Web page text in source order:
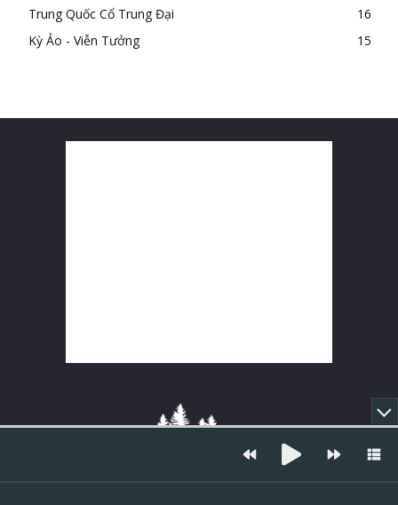
Trung Quốc Cổ Trung Đại
16
Kỳ Ảo - Viễn Tưởng
15